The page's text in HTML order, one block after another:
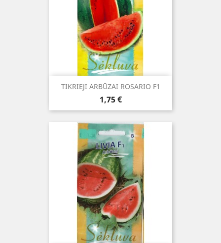
TIKRIEJI ARBŪZAI ROSARIO F1
Kaina
1,75 €